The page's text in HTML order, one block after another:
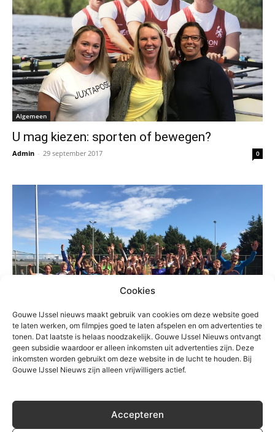
Cookies
Gouwe IJssel nieuws maakt gebruik van cookies om deze website goed
te laten werken, om filmpjes goed te laten afspelen en om advertenties te
tonen. Dat laatste is helaas noodzakelijk. Gouwe IJssel Nieuws ontvangt
geen subsidie waardoor er alleen inkomsten uit advertenties zijn. Deze
inkomsten worden gebruikt om deze website in de lucht te houden. Bij
Gouwe IJssel Nieuws zijn alleen vrijwilligers actief.
Accepteren
Algemeen
U mag kiezen: sporten of bewegen?
Admin - 29 september 2017 0
Sport
redactie